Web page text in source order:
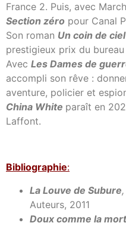
France 2. Puis, avec
Section zéro pour Canal
Son roman Un coin de
prestigieux prix du
Avec Les Dames de
accompli son rêve :
aventure, policier et
China White paraît en
Laffont.
Bibliographie:
La Louve de Subure,
Auteurs, 2011
Doux comme la mort